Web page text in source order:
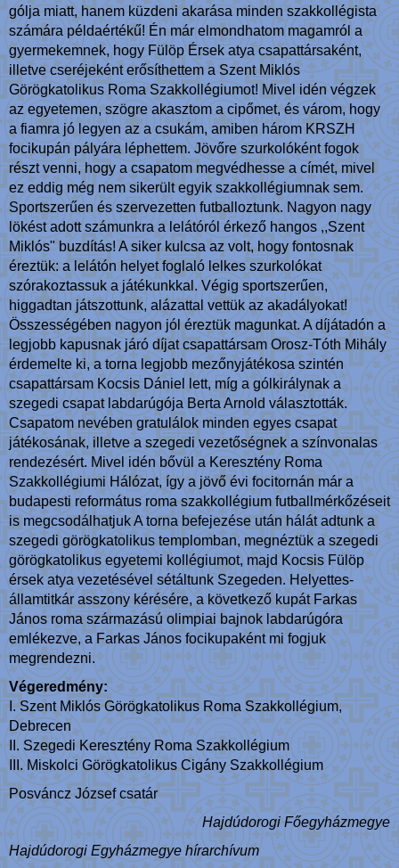
gólja miatt, hanem küzdeni akarása minden szakkollégista
számára példaértékű! Én már elmondhatom magamról a
gyermekemnek, hogy Fülöp Érsek atya csapattársaként,
illetve cseréjeként erősíthettem a Szent Miklós
Görögkatolikus Roma Szakkollégiumot! Mivel idén végzek
az egyetemen, szögre akasztom a cipőmet, és várom, hogy
a fiamra jó legyen az a csukám, amiben három KRSZH
focikupán pályára léphettem. Jövőre szurkolóként fogok
részt venni, hogy a csapatom megvédhesse a címét, mivel
ez eddig még nem sikerült egyik szakkollégiumnak sem.
Sportszerűen és szervezetten futballoztunk. Nagyon nagy
lökést adott számunkra a lelátóról érkező hangos ,,Szent
Miklós" buzdítás! A siker kulcsa az volt, hogy fontosnak
éreztük: a lelátón helyet foglaló lelkes szurkolókat
szórakoztassuk a játékunkkal. Végig sportszerűen,
higgadtan játszottunk, alázattal vettük az akadályokat!
Összességében nagyon jól éreztük magunkat. A díjátadón a
legjobb kapusnak járó díjat csapattársam Orosz-Tóth Mihály
érdemelte ki, a torna legjobb mezőnyjátékosa szintén
csapattársam Kocsis Dániel lett, míg a gólkirálynak a
szegedi csapat labdarúgója Berta Arnold választották.
Csapatom nevében gratulálok minden egyes csapat
játékosának, illetve a szegedi vezetőségnek a színvonalas
rendezésért. Mivel idén bővül a Keresztény Roma
Szakkollégiumi Hálózat, így a jövő évi focitornán már a
budapesti református roma szakkollégium futballmérkőzéseit
is megcsodálhatjuk A torna befejezése után hálát adtunk a
szegedi görögkatolikus templomban, megnéztük a szegedi
görögkatolikus egyetemi kollégiumot, majd Kocsis Fülöp
érsek atya vezetésével sétáltunk Szegeden. Helyettes-
államtitkár asszony kérésére, a következő kupát Farkas
János roma származású olimpiai bajnok labdarúgóra
emlékezve, a Farkas János focikupaként mi fogjuk
megrendezni.
Végeredmény:
I. Szent Miklós Görögkatolikus Roma Szakkollégium,
Debrecen
II. Szegedi Keresztény Roma Szakkollégium
III. Miskolci Görögkatolikus Cigány Szakkollégium
Posváncz József csatár
Hajdúdorogi Főegyházmegye
Hajdúdorogi Egyházmegye hírarchívum